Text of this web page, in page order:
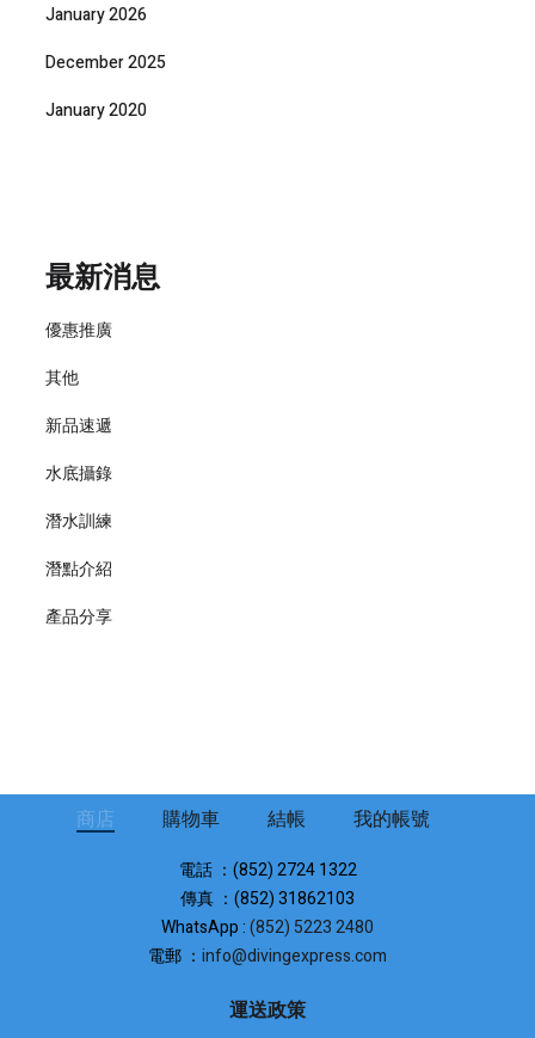
January 2026
December 2025
January 2020
最新消息
優惠推廣
其他
新品速遞
水底攝錄
潛水訓練
潛點介紹
產品分享
商店 購物車 結帳 我的帳號
電話 ：(852) 2724 1322
傳真 ：(852) 31862103
WhatsApp :(852) 5223 2480
電郵 ： info@divingexpress.com
運送政策